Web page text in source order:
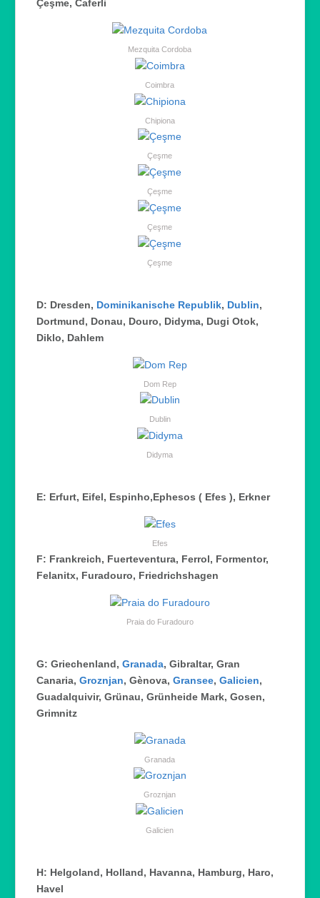
Çeşme, Caferli
Mezquita Cordoba
Coimbra
Chipiona
Çeşme
Çeşme
Çeşme
Çeşme
D: Dresden, Dominikanische Republik, Dublin,
Dortmund, Donau, Douro, Didyma, Dugi Otok,
Diklo, Dahlem
Dom Rep
Dublin
Didyma
E: Erfurt, Eifel, Espinho,Ephesos ( Efes ), Erkner
Efes
F: Frankreich, Fuerteventura, Ferrol, Formentor,
Felanitx, Furadouro, Friedrichshagen
Praia do Furadouro
G: Griechenland, Granada, Gibraltar, Gran
Canaria,Groznjan, Gènova, Gransee, Galicien,
Guadalquivir, Grünau, Grünheide Mark, Gosen,
Grimnitz
Granada
Groznjan
Galicien
H: Helgoland, Holland, Havanna, Hamburg, Haro,
Havel